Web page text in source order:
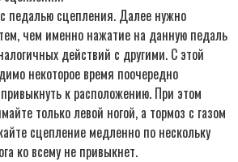
педалью сцепления. Далее нужно
чем именно нажатие на данную педаль
действий с другими. С этой
некоторое время поочередно
к расположению. При этом
только левой ногой, а тормоз с газом
сцепление медленно по нескольку
ко всему не привыкнет.